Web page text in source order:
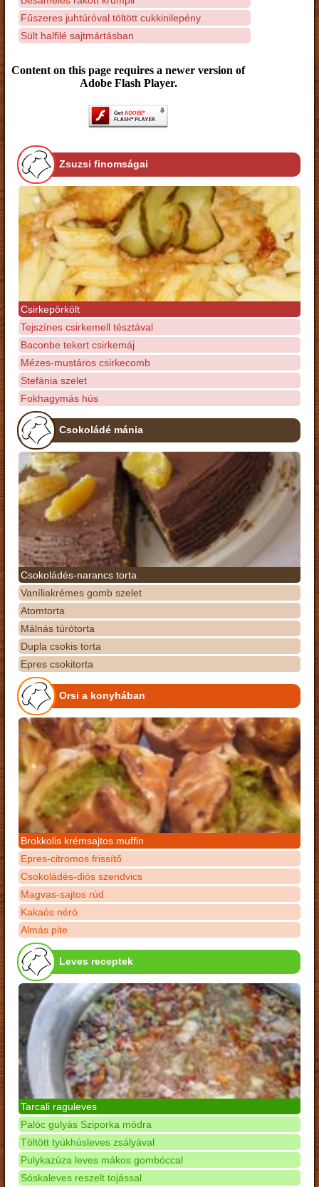
Fűszeres juhtúróval töltött cukkinilepény
Sült halfilé sajtmártásban
Content on this page requires a newer version of
Adobe Flash Player.
Zsuzsi finomságai
Csirkepörkölt
Tejszínes csirkemell tésztával
Baconbe tekert csirkemáj
Mézes-mustáros csirkecomb
Stefánia szelet
Fokhagymás hús
Csokoládé mánia
Csokoládés-narancs torta
Vaníliakrémes gomb szelet
Atomtorta
Málnás túrótorta
Dupla csokis torta
Epres csokitorta
Orsi a konyhában
Brokkolis krémsajtos muffin
Epres-citromos frissítő
Csokoládés-diós szendvics
Magvas-sajtos rúd
Kakaós néró
Almás pite
Leves receptek
Tarcali raguleves
Palóc gulyás Sziporka módra
Töltött tyúkhúsleves zsályával
Pulykazúza leves mákos gombóccal
Sóskaleves reszelt tojással